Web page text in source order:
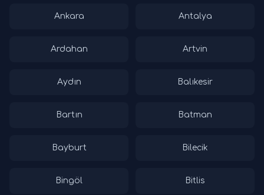
Ankara Antalya
Ardahan Artvin
Aydın Balıkesir
Bartın Batman
Bayburt Bilecik
Bingöl Bitlis